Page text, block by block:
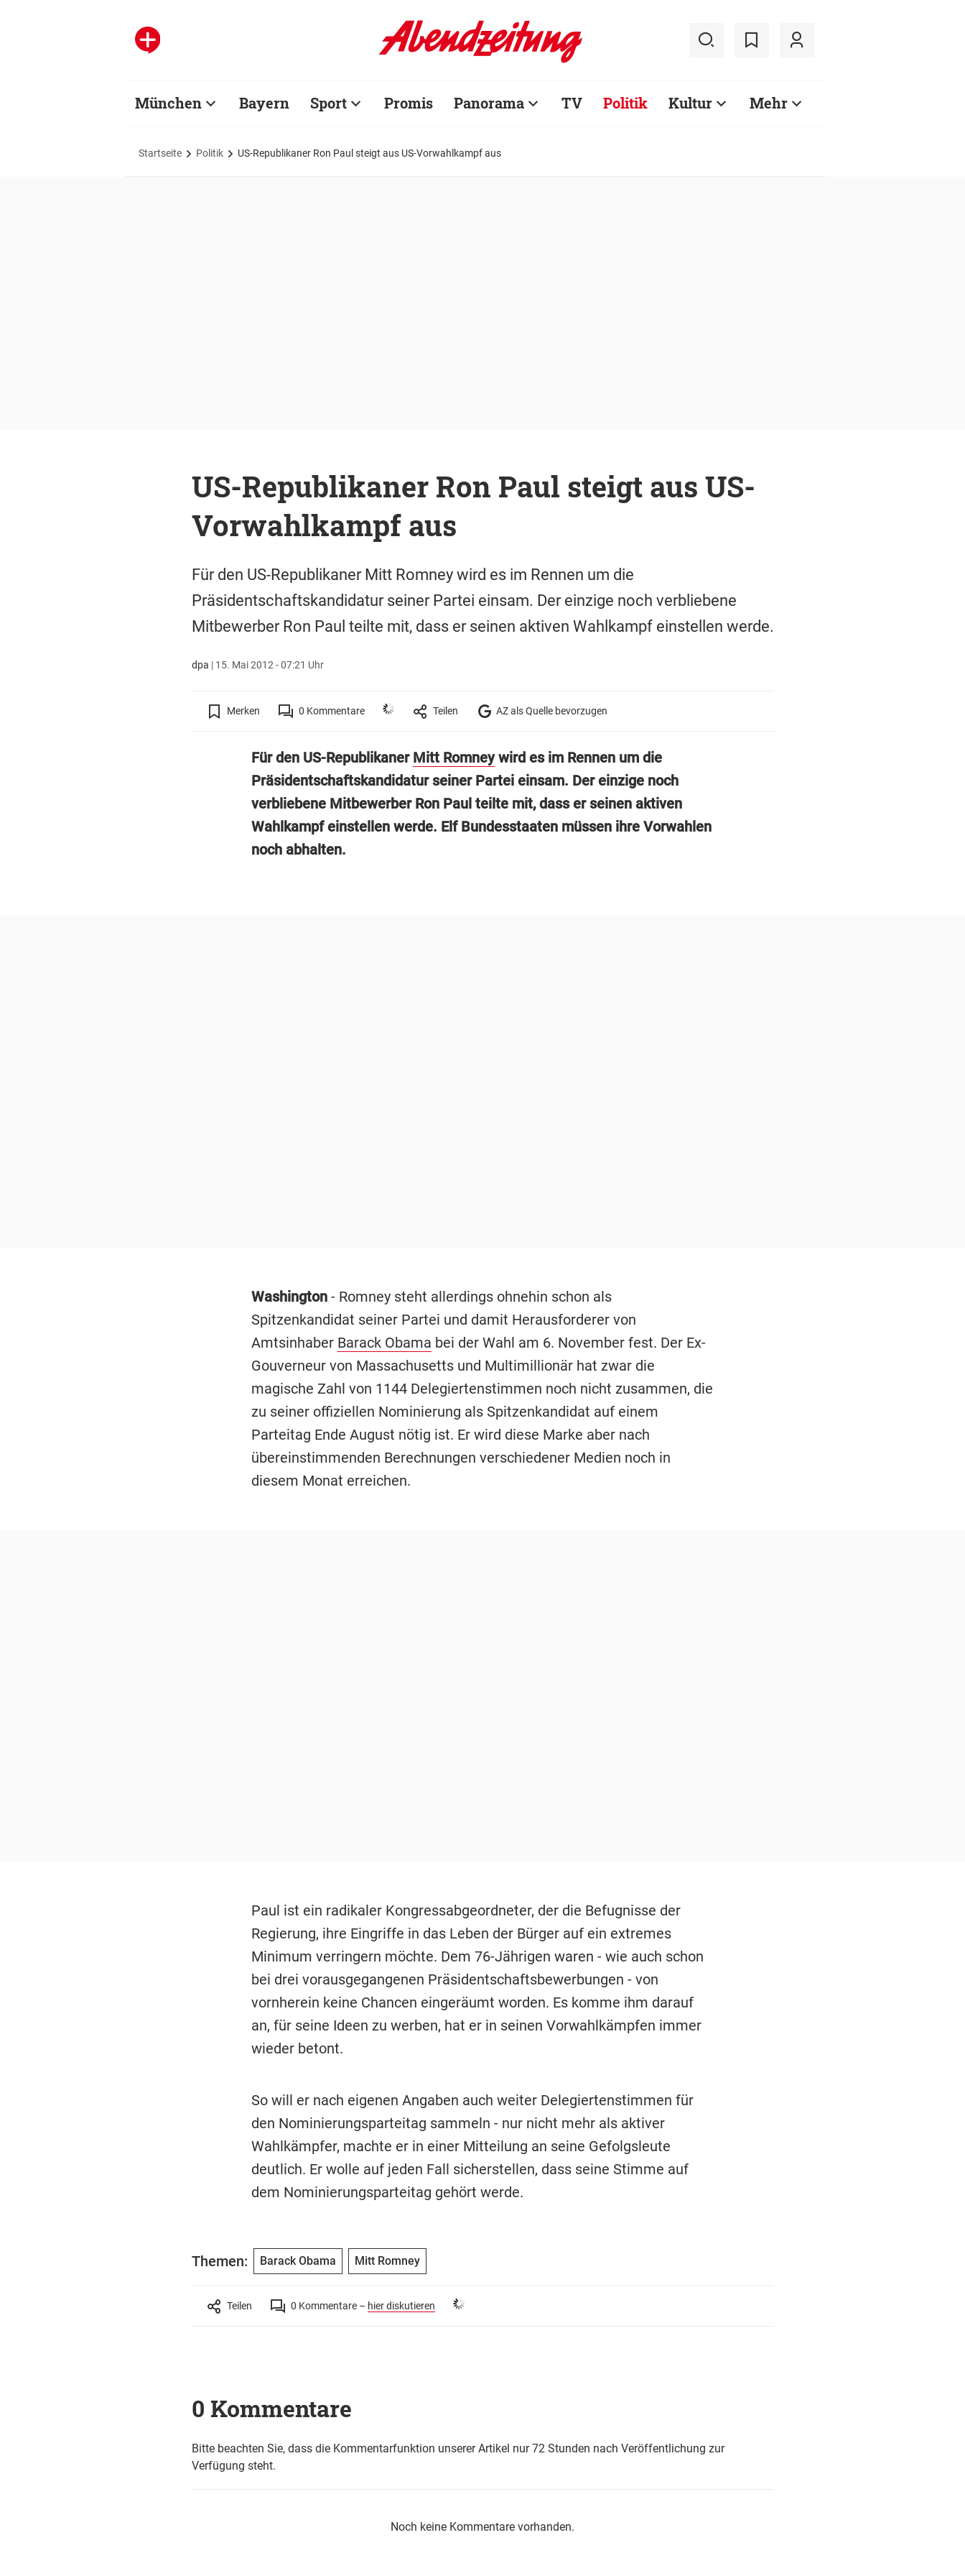
München Bayern Sport Promis Panorama TV Politik Kultur Mehr
Startseite Politik US-Republikaner Ron Paul steigt aus US-Vorwahlkampf aus
US-Republikaner Ron Paul steigt aus US-
Vorwahlkampf aus
Für den US-Republikaner Mitt Romney wird es im Rennen um die
Präsidentschaftskandidatur seiner Partei einsam. Der einzige noch verbliebene
Mitbewerber Ron Paul teilte mit, dass er seinen aktiven Wahlkampf einstellen werde.
dpa | 15. Mai 2012 - 07:21 Uhr
Merken 0 Kommentare Teilen AZ als Quelle bevorzugen
Für den US-Republikaner Mitt Romneywird es im Rennen um die
Präsidentschaftskandidatur seiner Partei einsam. Der einzige noch
verbliebene Mitbewerber Ron Paul teilte mit, dass er seinen aktiven
Wahlkampf einstellen werde. Elf Bundesstaaten müssen ihre Vorwahlen
noch abhalten.
Washington- Romney steht allerdings ohnehin schon als
Spitzenkandidat seiner Partei und damit Herausforderer von
Amtsinhaber Barack Obama bei der Wahl am 6. November fest. Der Ex-
Gouverneur von Massachusetts und Multimillionär hat zwar die
magische Zahl von 1144 Delegiertenstimmen noch nicht zusammen, die
zu seiner offiziellen Nominierung als Spitzenkandidat auf einem
Parteitag Ende August nötig ist. Er wird diese Marke aber nach
übereinstimmenden Berechnungen verschiedener Medien noch in
diesem Monat erreichen.
Paul ist ein radikaler Kongressabgeordneter, der die Befugnisse der
Regierung, ihre Eingriffe in das Leben der Bürger auf ein extremes
Minimum verringern möchte. Dem 76-Jährigen waren - wie auch schon
bei drei vorausgegangenen Präsidentschaftsbewerbungen - von
vornherein keine Chancen eingeräumt worden. Es komme ihm darauf
an, für seine Ideen zu werben, hat er in seinen Vorwahlkämpfen immer
wieder betont.
So will er nach eigenen Angaben auch weiter Delegiertenstimmen für
den Nominierungsparteitag sammeln - nur nicht mehr als aktiver
Wahlkämpfer, machte er in einer Mitteilung an seine Gefolgsleute
deutlich. Er wolle auf jeden Fall sicherstellen, dass seine Stimme auf
dem Nominierungsparteitag gehört werde.
Themen: Barack Obama Mitt Romney
Teilen 0 Kommentare – hier diskutieren
0 Kommentare
Bitte beachten Sie, dass die Kommentarfunktion unserer Artikel nur 72 Stunden nach Veröffentlichung zur
Verfügung steht.
Noch keine Kommentare vorhanden.